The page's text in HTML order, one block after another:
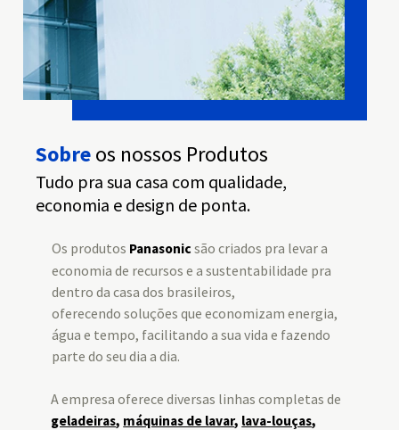
Sobreos nossos Produtos
Tudo pra sua casa com qualidade,
economia e design de ponta.
Os produtos Panasonic são criados pra levar a
economia de recursos e a sustentabilidade pra
dentro da casa dos brasileiros,
oferecendo soluções que economizam energia,
água e tempo, facilitando a sua vida e fazendo
parte do seu dia a dia.
A empresa oferece diversas linhas completas de
geladeiras, máquinas de lavar, lava-louças,